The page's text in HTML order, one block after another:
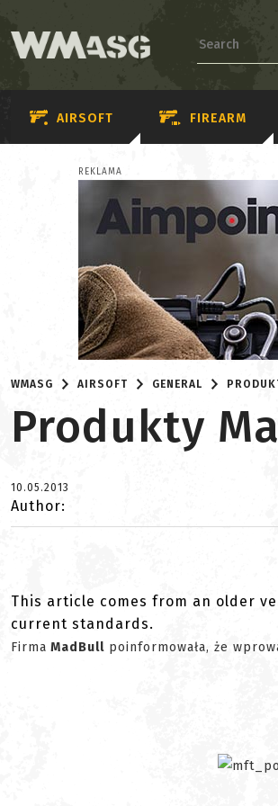
AIRSOFT FIREARM
REKLAMA
WMASG AIRSOFT GENERAL
Produkty
10.05.2013
Author:
This article comes from an older
current standards.
Firma MadBull poinformowała, że